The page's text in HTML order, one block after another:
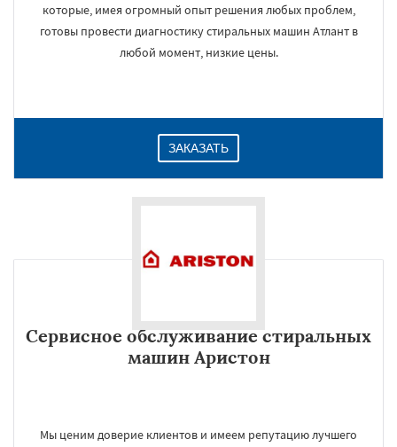
которые, имея огромный опыт решения любых проблем,
готовы провести диагностику стиральных машин Атлант в
любой момент, низкие цены.
ЗАКАЗАТЬ
Сервисное обслуживание стиральных
машин Аристон
Мы ценим доверие клиентов и имеем репутацию лучшего